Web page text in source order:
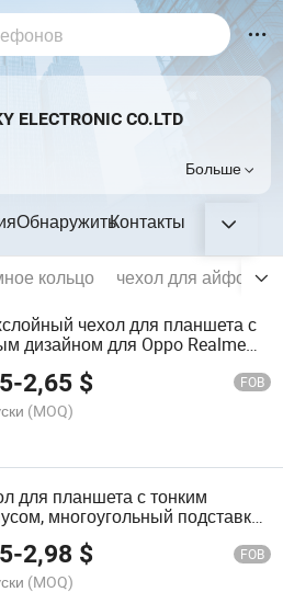
ELECTRONIC CO.LTD
Больше
ОбнаружитьКонтакты
кольцо
чехол для айфона
чехол для планшета с
дизайном для Oppo Realme
-2,65 $ FOB
(MOQ)
для планшета с тонким
многоугольный подставка,
оболочка для Oppo Pad 11
-2,98 $ FOB
(MOQ)